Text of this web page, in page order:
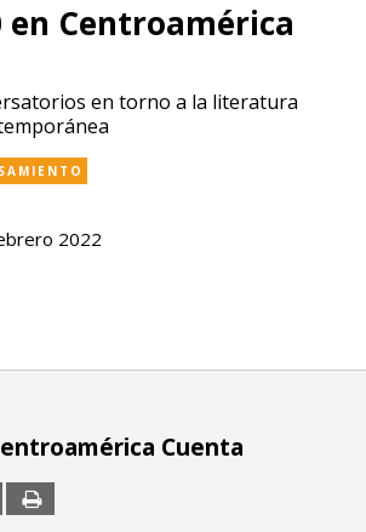
en Centroamérica
en torno a la literatura
2022
Cuenta